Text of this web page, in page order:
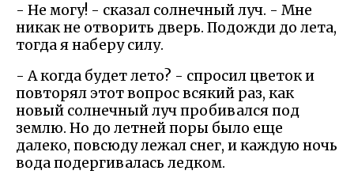
- Не могу! - сказал солнечный луч. - Мне
никак не отворить дверь. Подожди до лета,
тогда я наберу силу.
- А когда будет лето? - спросил цветок и
повторял этот вопрос всякий раз, как
новый солнечный луч пробивался под
землю. Но до летней поры было еще
далеко, повсюду лежал снег, и каждую ночь
вода подергивалась ледком.